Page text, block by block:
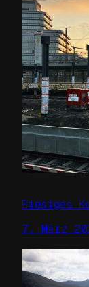
Riesiges
7. März